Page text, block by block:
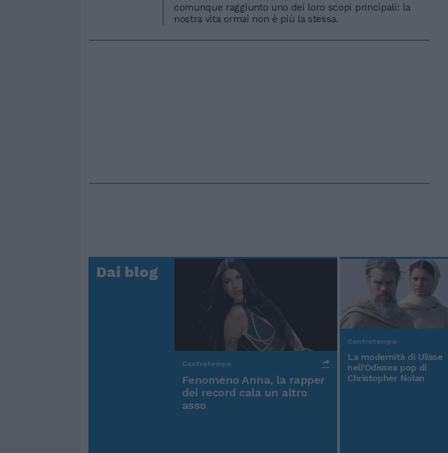
comunque raggiunto uno dei loro scopi principali: la
nostra vita ormai non è più la stessa.
Dai blog
Controtempo
Fenomeno Anna, la rapper
dei record cala un altro
asso
Controtempo
La modernità di Ulisse
nell'Odissea pop di
Christopher Nolan